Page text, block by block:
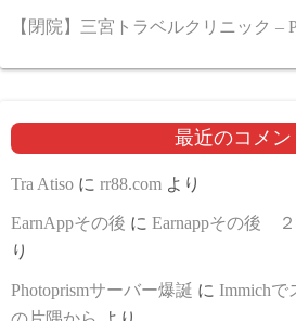
【閉院】三宮トラベルクリニック –
最近のコメン
Tra Atiso に rr88.com より
EarnAppその後 に Earnappその後
り
Photoprismサーバー爆誕 に Immichで